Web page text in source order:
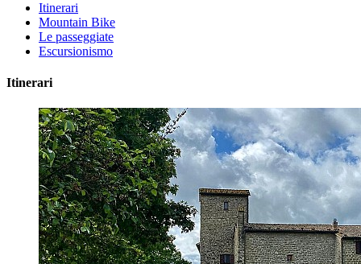
Itinerari
Mountain Bike
Le passeggiate
Escursionismo
Itinerari